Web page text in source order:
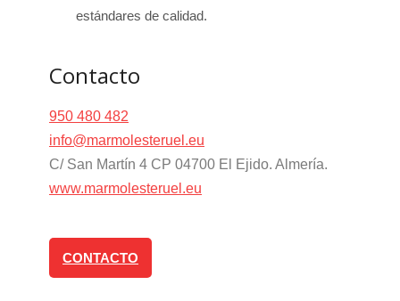
estándares de calidad.
Contacto
950 480 482
info@marmolesteruel.eu
C/ San Martín 4 CP 04700 El Ejido. Almería.
www.marmolesteruel.eu
CONTACTO